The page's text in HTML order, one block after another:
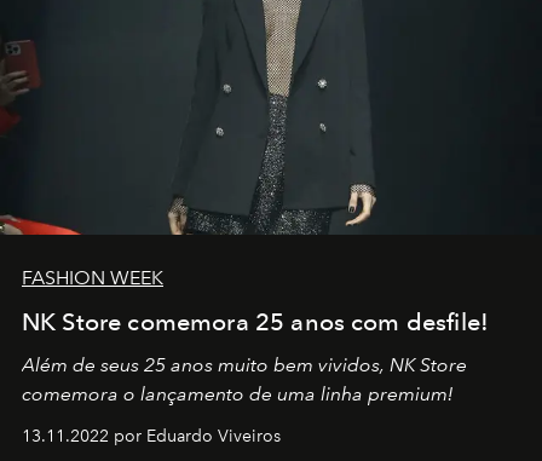
FASHION WEEK
NK Store comemora 25 anos com desfile!
Além de seus 25 anos muito bem vividos, NK Store
comemora o lançamento de uma linha premium!
13.11.2022 por Eduardo Viveiros